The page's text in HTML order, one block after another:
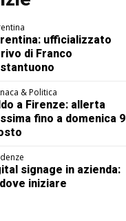
ufficializzato
di Franco
& Politica
a Firenze: allerta
fino a domenica 9
signage in azienda:
iniziare